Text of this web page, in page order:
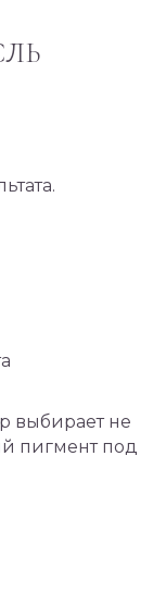
выбирает не
пигмент под